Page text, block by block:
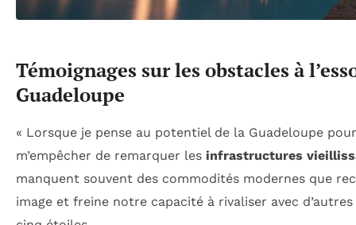
Témoignages sur les obstacles à
Guadeloupe
« Lorsque je pense au potentiel de la Guadeloupe
m’empêcher de remarquer les infrastructures
manquent souvent des commodités modernes que
image et freine notre capacité à rivaliser avec